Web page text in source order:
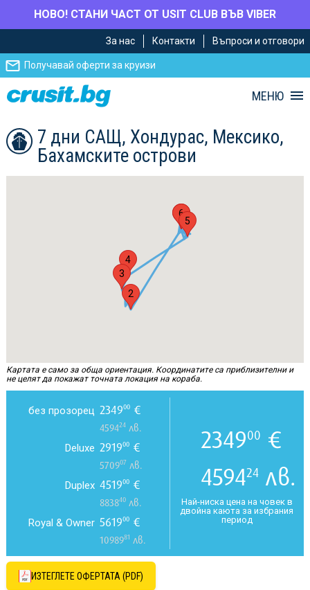
НОВО! СТАНИ ЧАСТ ОТ USIT CLUB ВЪВ VIBER
главното
съдържание
Навигацията
За нас Контакти Въпроси и отговори
Получавай оферти за круизи
МЕНЮ
7 дни САЩ, Хондурас, Мексико,
Бахамските острови
1
2
3
4
5
6
Картата е само за обща ориентация. Координатите са приблизителни и
не целят да покажат точната локация на кораба.
без прозорец 234900€
459424лв.
Deluxe 291900€
570907 лв.
Duplex 451900€
883840лв.
Royal & Owner 561900€
1098981 лв.
234900 €
459424 лв.
Най-ниска цена на човек в
двойна каюта за избрания
период
ИЗТЕГЛЕТЕ ОФЕРТАТА (PDF)